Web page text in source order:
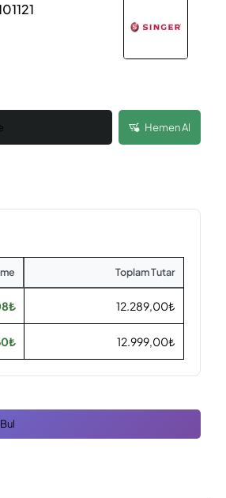
Hemen Al
Toplam Tutar
12.289,00₺
12.999,00₺